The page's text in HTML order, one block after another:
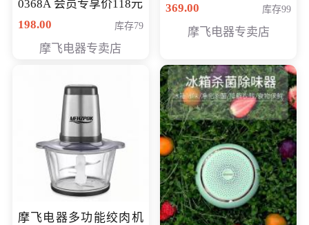
0368A 会员专享价118元
198.00
库存79
摩飞电器专卖店
价286元
369.00 库存99
摩飞电器专卖店
摩飞电器多功能绞肉机